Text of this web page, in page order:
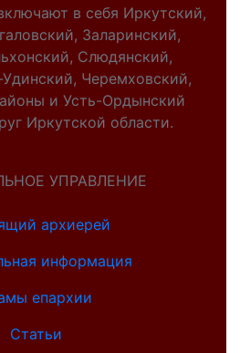
в себя Иркутский,
Заларинский,
Слюдянский,
Черемховский,
и Усть-Ордынский
Иркутской области.
УПРАВЛЕНИЕ
архиерей
информация
епархии
Статьи